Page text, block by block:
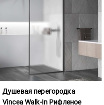
Душевая перегородка
Vincea Walk-In Рифленое